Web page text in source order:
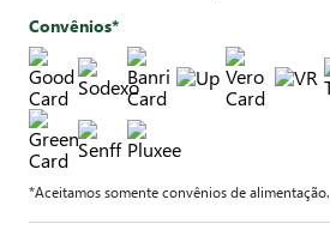
Convênios*
*Aceitamos somente convênios de alimentação.